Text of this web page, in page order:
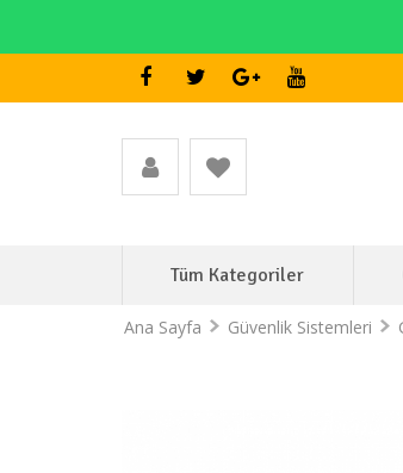
Tüm Kategoriler
Ana Sayfa Güvenlik Sistemleri